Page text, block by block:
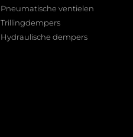
Pneumatische ventielen
Trillingdempers
Hydraulische dempers